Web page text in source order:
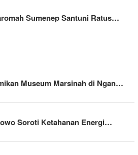
Sumenep Santuni Ratus…
Museum Marsinah di Ngan…
Soroti Ketahanan Energi…